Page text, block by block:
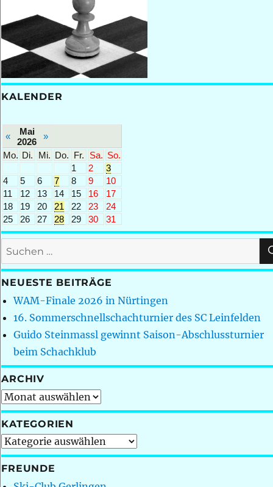
KALENDER
«
Mai
2026
»
Mo. Di. Mi. Do. Fr. Sa. So.
1
2
3
4
5 6 7 8 9
10
11
12 13 14 15 16
17
18
19 20 21 22 23
24
25
26 27 28 29 30 31
Suchen
nach:
NEUESTE BEITRÄGE
WAM-Finale 2026 in Nürtingen
16. Sommerschnellschachturnier des SC Leinfelden
Guido Steinmassl gewinnt Saison-Abschlussturnier
beim Schachklub
ARCHIV
Archiv
KATEGORIEN
Kategorien
FREUNDE